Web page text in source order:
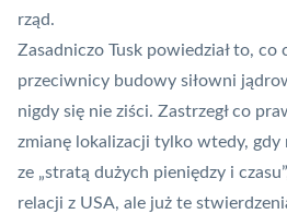
rząd.
Zasadniczo Tusk powiedział to, co
przeciwnicy budowy siłowni
nigdy się nie ziści. Zastrzegł co
zmianę lokalizacji tylko wtedy, gdy
ze „stratą dużych pieniędzy i
relacji z USA, ale już te